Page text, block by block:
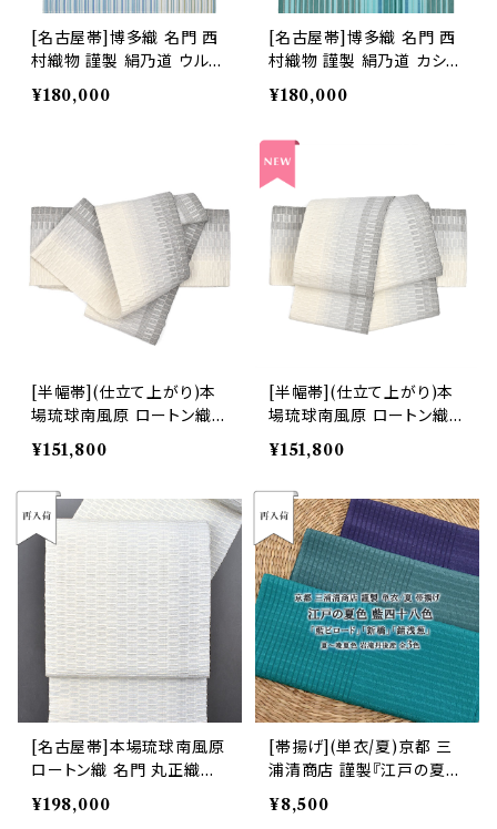
[名古屋帯]博多織 名門 西
村織物 謹製 絹乃道 ウルム
チ 九寸帯 正絹 日本製(商
品番号:22087)
¥180,000
[名古屋帯]博多織 名門 西
村織物 謹製 絹乃道 カシュ
ガル 九寸帯 正絹 日本製
(商品番号:22088)
¥180,000
[半幅帯](仕立て上がり)本
場琉球南風原 ロートン織
名門 丸正織物 謹製『maru
masa.fab』手織り 正絹 日
¥151,800
[半幅帯](仕立て上がり)本
場琉球南風原 ロートン織
名門 丸正織物 謹製『maru
masa.fab』手織り 正絹 日
¥151,800
[名古屋帯]本場琉球南風原
ロートン織 名門 丸正織物
謹製『marumasa.fab』八
寸帯 正絹 日本製(商品番
¥198,000
[帯揚げ](単衣/夏)京都 三
浦清商店 謹製『江戸の夏色
藍四十八色』岩滝丹後ちり
めん 夏絽(商品番号:2084
¥8,500